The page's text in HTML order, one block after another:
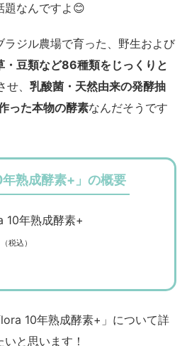
題なんですよ😊
ジル農場で育った、野生および
・豆類など86種類をじっくりと
せ、 乳酸菌・天然由来の発酵抽
った本物の酵素なんだそうです
熟成酵素+」の概要
10年熟成酵素+
（税込）
10年熟成酵素+」について詳
と思います！